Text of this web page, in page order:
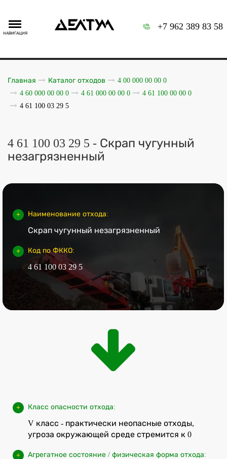
НАВИГАЦИЯ
+7 962 389 83 58
Главная Каталог отходов
4 00 000 00 00 0
4 60 000 00 00 0
4 61 000 00 00 0
4 61 100 00 00 0
4 61 100 03 29 5
4 61 100 03 29 5 - Скрап чугунный
незагрязненный
Наименование отхода:
Скрап чугунный незагрязненный
Код по ФККО:
4 61 100 03 29 5
Класс опасности отхода:
V класс - практически неопасные отходы,
угроза окружающей среде стремится к 0
Агрегатное состояние / физическая форма отхода: